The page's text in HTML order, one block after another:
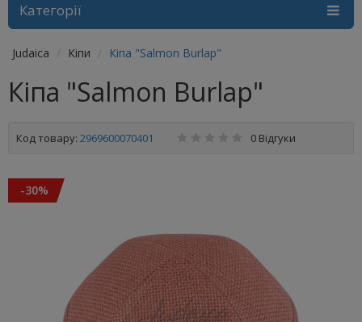
Категорії
Judaica Кіпи Кіпа "Salmon Burlap"
Кіпа "Salmon Burlap"
Код товару: 2969600070401 0 Відгуки
-30%